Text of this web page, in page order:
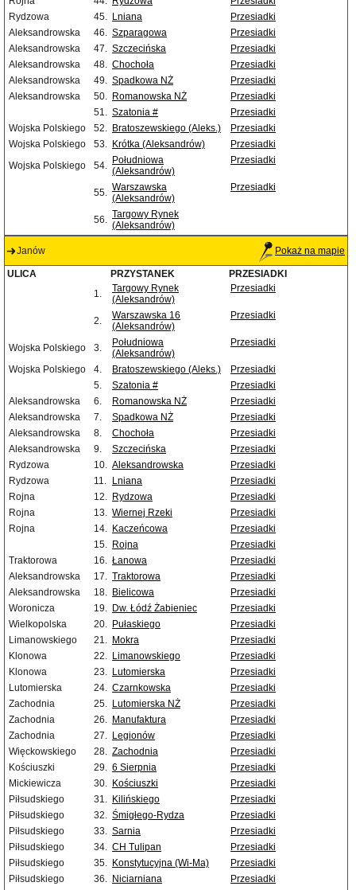
Rydzowa
45. Lniana
Przesiadki
Aleksandrowska
46. Szparagowa
Przesiadki
Aleksandrowska
47. Szczecińska
Przesiadki
Aleksandrowska
48. Chochoła
Przesiadki
Aleksandrowska
49. Spadkowa NŻ
Przesiadki
Aleksandrowska
50. Romanowska NŻ
Przesiadki
51. Szatonia #
Przesiadki
Wojska Polskiego
52. Bratoszewskiego (Aleks.)
Przesiadki
Wojska Polskiego
53. Krótka (Aleksandrów)
Przesiadki
Wojska Polskiego
54. Południowa
(Aleksandrów)
Przesiadki
55. Warszawska
(Aleksandrów)
Przesiadki
56. Targowy Rynek
(Aleksandrów)
Janów Pokaż na mapie
ULICA PRZYSTANEK
PRZESIADKI
1.
Targowy Rynek
(Aleksandrów)
Przesiadki
2.
Warszawska 16
(Aleksandrów)
Przesiadki
Wojska Polskiego 3.
Południowa
(Aleksandrów)
Przesiadki
Wojska Polskiego 4. Bratoszewskiego (Aleks.)
Przesiadki
5.
Szatonia #
Przesiadki
Aleksandrowska
6. Romanowska NŻ
Przesiadki
Aleksandrowska
7. Spadkowa NŻ
Przesiadki
Aleksandrowska
8. Chochoła
Przesiadki
Aleksandrowska
9. Szczecińska
Przesiadki
Rydzowa
10. Aleksandrowska
Przesiadki
Rydzowa
11. Lniana
Przesiadki
Rojna
12. Rydzowa
Przesiadki
Rojna
13. Wiernej Rzeki
Przesiadki
Rojna
14. Kaczeńcowa
Przesiadki
15. Rojna
Przesiadki
Traktorowa
16. Łanowa
Przesiadki
Aleksandrowska
17. Traktorowa
Przesiadki
Aleksandrowska
18. Bielicowa
Przesiadki
Woronicza
19. Dw. Łódź Żabieniec
Przesiadki
Wielkopolska
20. Pułaskiego
Przesiadki
Limanowskiego
21. Mokra
Przesiadki
Klonowa
22. Limanowskiego
Przesiadki
Klonowa
23. Lutomierska
Przesiadki
Lutomierska
24. Czarnkowska
Przesiadki
Zachodnia
25. Lutomierska NŻ
Przesiadki
Zachodnia
26. Manufaktura
Przesiadki
Zachodnia
27. Legionów
Przesiadki
Więckowskiego
28. Zachodnia
Przesiadki
Kościuszki
29. 6 Sierpnia
Przesiadki
Mickiewicza
30. Kościuszki
Przesiadki
Piłsudskiego
31. Kilińskiego
Przesiadki
Piłsudskiego
32. Śmigłego-Rydza
Przesiadki
Piłsudskiego
33. Sarnia
Przesiadki
Piłsudskiego
34. CH Tulipan
Przesiadki
Piłsudskiego
35. Konstytucyjna (Wi-Ma)
Przesiadki
Piłsudskiego
36. Niciarniana
Przesiadki